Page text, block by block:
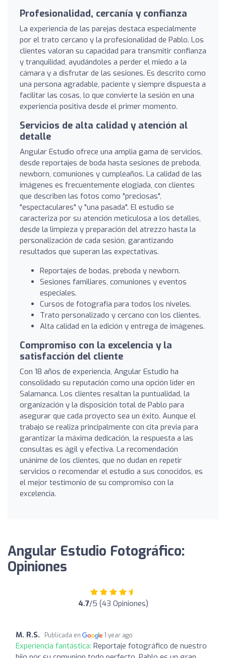
Profesionalidad, cercanía y confianza
La experiencia de las parejas destaca especialmente
por el trato cercano y la profesionalidad de Pablo. Los
clientes valoran su capacidad para transmitir confianza
y tranquilidad, ayudándoles a perder el miedo a la
cámara y a disfrutar de las sesiones. Es descrito como
una persona agradable, paciente y siempre dispuesta a
facilitar las cosas, lo que convierte la sesión en una
experiencia positiva desde el primer momento.
Servicios de alta calidad y atención al
detalle
Angular Estudio ofrece una amplia gama de servicios,
desde reportajes de boda hasta sesiones de preboda,
newborn, comuniones y cumpleaños. La calidad de las
imágenes es frecuentemente elogiada, con clientes
que describen las fotos como "preciosas",
"espectaculares" y "una pasada". El estudio se
caracteriza por su atención meticulosa a los detalles,
desde la limpieza y preparación del atrezzo hasta la
personalización de cada sesión, garantizando
resultados que superan las expectativas.
Reportajes de bodas, preboda y newborn.
Sesiones familiares, comuniones y eventos
especiales.
Cursos de fotografía para todos los niveles.
Trato personalizado y cercano con los clientes.
Alta calidad en la edición y entrega de imágenes.
Compromiso con la excelencia y la
satisfacción del cliente
Con 18 años de experiencia, Angular Estudio ha
consolidado su reputación como una opción líder en
Salamanca. Los clientes resaltan la puntualidad, la
organización y la disposición total de Pablo para
asegurar que cada proyecto sea un éxito. Aunque el
trabajo se realiza principalmente con cita previa para
garantizar la máxima dedicación, la respuesta a las
consultas es ágil y efectiva. La recomendación
unánime de los clientes, que no dudan en repetir
servicios o recomendar el estudio a sus conocidos, es
el mejor testimonio de su compromiso con la
excelencia.
Angular Estudio Fotográfico:
Opiniones
4.7/5 (43 Opiniones)
M. R.S. Publicada en 1 year ago
Experiencia fantástica: Reportaje fotográfico de nuestro